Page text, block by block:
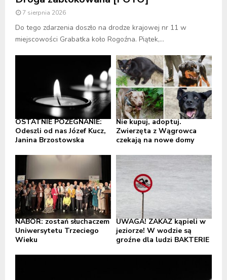
7 sierpnia 2026
Do tego zdarzenia doszło na drodze krajowej nr 11 w
miejscowości Grabatka koło Rogoźna. Piątek,...
OSTATNIE POŻEGNANIE:
Odeszli od nas Józef Kucz,
Janina Brzostowska
Nie kupuj, adoptuj.
Zwierzęta z Wągrowca
czekają na nowe domy
NABÓR: zostań słuchaczem
Uniwersytetu Trzeciego
Wieku
UWAGA! ZAKAZ kąpieli w
jeziorze! W wodzie są
groźne dla ludzi BAKTERIE